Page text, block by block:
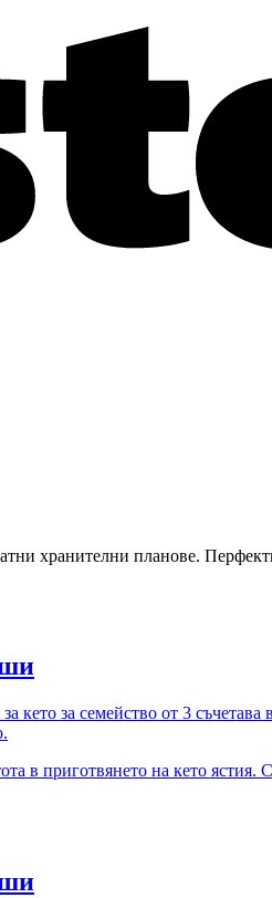
хранителни планове.
кето за семейство от 3
в приготвянето на кето